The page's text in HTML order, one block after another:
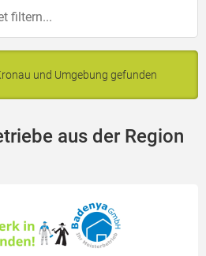
und Umgebung gefunden
aus der Region